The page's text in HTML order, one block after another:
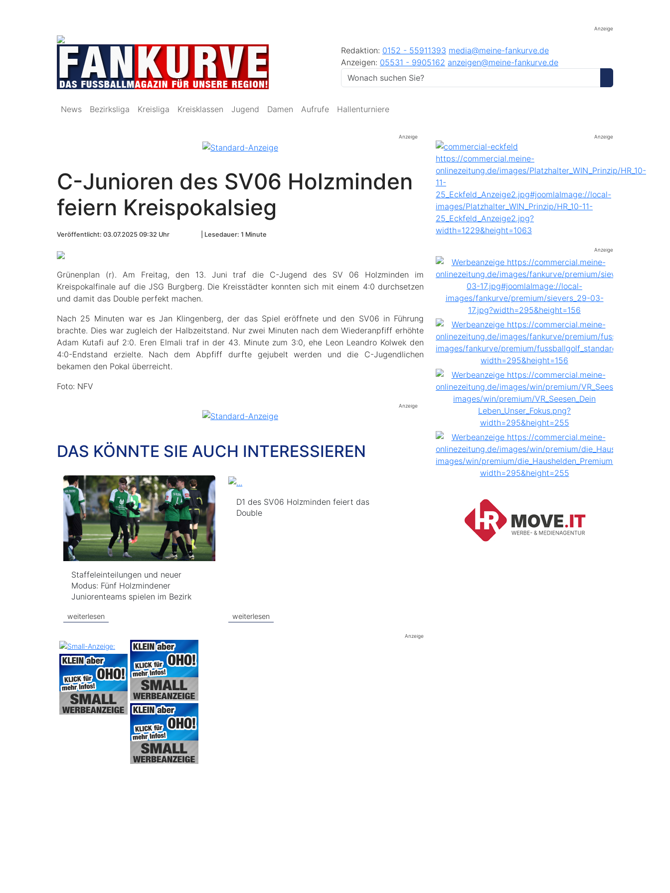
Anzeige
Redaktion: 0152 - 55911393 media@meine-fankurve.de
Anzeigen: 05531 - 9905162 anzeigen@meine-fankurve.de
News Bezirksliga Kreisliga Kreisklassen Jugend Damen Aufrufe Hallenturniere
Anzeige
C-Junioren des SV06 Holzminden
feiern Kreispokalsieg
Veröffentlicht: 03.07.2025 09:32 Uhr Lesedauer: 1 Minute
Grünenplan (r). Am Freitag, den 13. Juni traf die C-Jugend des SV 06 Holzminden im
Kreispokalfinale auf die JSG Burgberg. Die Kreisstädter konnten sich mit einem 4:0 durchsetzen
und damit das Double perfekt machen.
Nach 25 Minuten war es Jan Klingenberg, der das Spiel eröffnete und den SV06 in Führung
brachte. Dies war zugleich der Halbzeitstand. Nur zwei Minuten nach dem Wiederanpfiff erhöhte
Adam Kutafi auf 2:0. Eren Elmali traf in der 43. Minute zum 3:0, ehe Leon Leandro Kolwek den
4:0-Endstand erzielte. Nach dem Abpfiff durfte gejubelt werden und die C-Jugendlichen
bekamen den Pokal überreicht.
Foto: NFV
Anzeige
DAS KÖNNTE SIE AUCH INTERESSIEREN
Staffeleinteilungen und neuer
Modus: Fünf Holzmindener
Juniorenteams spielen im Bezirk
weiterlesen
D1 des SV06 Holzminden feiert das
Double
weiterlesen
Anzeige
Anzeige
Anzeige